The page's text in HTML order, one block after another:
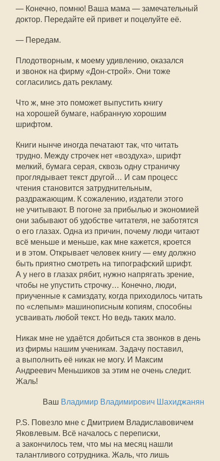
— Конечно, помню! Ваша мама — замечательный
доктор. Передайте ей привет и поцелуйте её.
— Передам.
Плодотворным, к моему удивлению, оказался
и звонок на фирму «Дон-строй». Они тоже
согласились дать рекламу.
Что ж, мне это поможет выпустить книгу
на хорошей бумаге, набранную хорошим
шрифтом.
Книги нынче иногда печатают так, что читать
трудно. Между строчек нет «воздуха», шрифт
мелкий, бумага серая, сквозь одну страничку
проглядывает текст другой… И сам процесс
чтения становится затруднительным,
раздражающим. К сожалению, издатели этого
не учитывают. В погоне за прибылью и экономией
они забывают об удобстве читателя, не заботятся
о его глазах. Одна из причин, почему люди читают
всё меньше и меньше, как мне кажется, кроется
и в этом. Открывает человек книгу — ему должно
быть приятно смотреть на типографский шрифт.
А у него в глазах рябит, нужно напрягать зрение,
чтобы не упустить строчку… Конечно, люди,
приученные к самиздату, когда приходилось читать
по «слепым» машинописным копиям, способны
усваивать любой текст. Но ведь таких мало.
Никак мне не удаётся добиться ста звонков в день
из фирмы нашим ученикам. Задачу поставил,
а выполнить её никак не могу. И Максим
Андреевич Меньшиков за этим не очень следит.
Жаль!
Ваш Владимир Владимирович Шахиджанян
P.S. Повезло мне с Дмитрием Владиславовичем
Яковлевым. Всё началось с переписки,
а закончилось тем, что мы на месяц нашли
талантливого сотрудника. Жаль, что лишь